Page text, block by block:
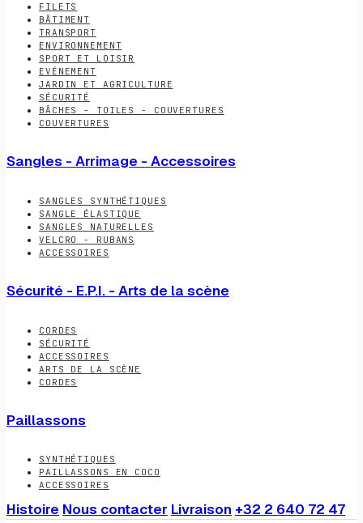
FILETS
BÂTIMENT
TRANSPORT
ENVIRONNEMENT
SPORT ET LOISIR
EVÉNEMENT
JARDIN ET AGRICULTURE
SÉCURITÉ
BÂCHES - TOILES - COUVERTURES
COUVERTURES
Sangles - Arrimage - Accessoires
SANGLES SYNTHÉTIQUES
SANGLE ÉLASTIQUE
SANGLES NATURELLES
VELCRO - RUBANS
ACCESSOIRES
Sécurité - E.P.I. - Arts de la scène
CORDES
SÉCURITÉ
ACCESSOIRES
ARTS DE LA SCÈNE
CORDES
Paillassons
SYNTHÉTIQUES
PAILLASSONS EN COCO
ACCESSOIRES
Histoire Nous contacter Livraison +32 2 640 72 47